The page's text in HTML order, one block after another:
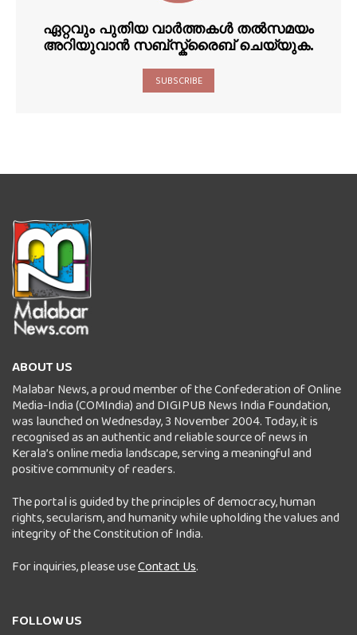
ഏറ്റവും പുതിയ വാർത്തകൾ തൽസമയം
അറിയുവാൻ സബ്സ്ക്രൈബ് ചെയ്യുക.
SUBSCRIBE
ABOUT US
Malabar News, a proud member of the Confederation of Online
Media-India (COMIndia) and DIGIPUB News India Foundation,
was launched on Wednesday, 3 November 2004. Today, it is
recognised as an authentic and reliable source of news in
Kerala’s online media landscape, serving a meaningful and
positive community of readers.
The portal is guided by the principles of democracy, human
rights, secularism, and humanity while upholding the values and
integrity of the Constitution of India.
For inquiries, please useContact Us.
FOLLOW US